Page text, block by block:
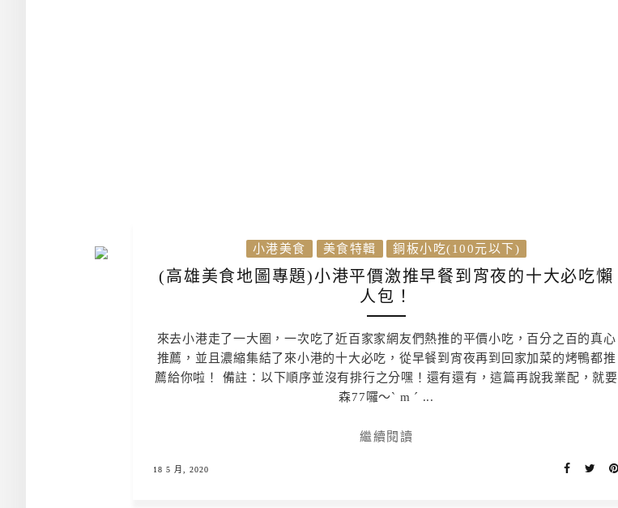
小港美食 美食特輯 銅板小吃(100元以下)
(高雄美食地圖專題)小港平價激推早餐到宵夜的十大必吃懶
人包！
來去小港走了一大圈，一次吃了近百家家網友們熱推的平價小吃，百分之百的真心
推薦，並且濃縮集結了來小港的十大必吃，從早餐到宵夜再到回家加菜的烤鴨都推
薦給你啦！ 備註：以下順序並沒有排行之分嘿！還有還有，這篇再說我業配，就要
森77囉～ˋ m ˊ ...
繼續閱讀
18 5 月, 2020